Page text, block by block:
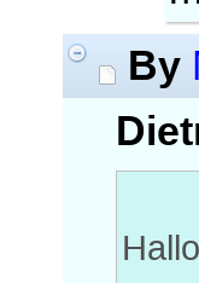
By